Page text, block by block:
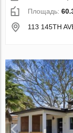
Площадь:
113 145TH